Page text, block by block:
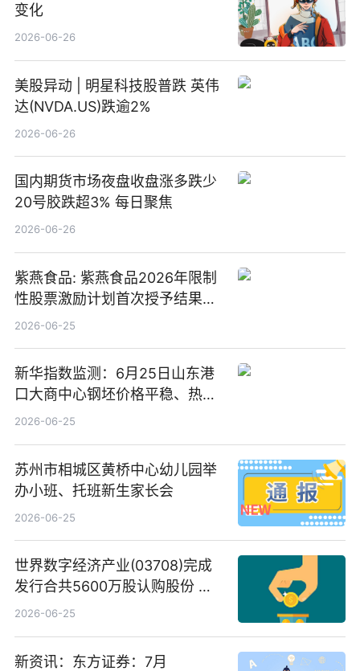
变化
2026-06-26
美股异动 | 明星科技股普跌 英伟
达(NVDA.US)跌逾2%
2026-06-26
国内期货市场夜盘收盘涨多跌少
20号胶跌超3% 每日聚焦
2026-06-26
紫燕食品: 紫燕食品2026年限制
性股票激励计划首次授予结果公
告-微资讯
2026-06-25
新华指数监测：6月25日山东港
口大商中心钢坯价格平稳、热轧
C料价格微幅下跌
2026-06-25
苏州市相城区黄桥中心幼儿园举
办小班、托班新生家长会
2026-06-25
世界数字经济产业(03708)完成
发行合共5600万股认购股份 净
筹约1007万港元 独家焦点
2026-06-25
新资讯：东方证券：7月